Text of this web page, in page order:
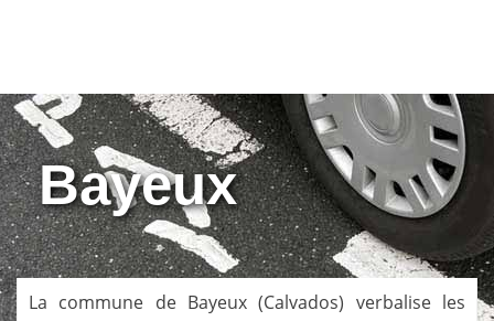
Bayeux
La commune de Bayeux (Calvados) verbalise les